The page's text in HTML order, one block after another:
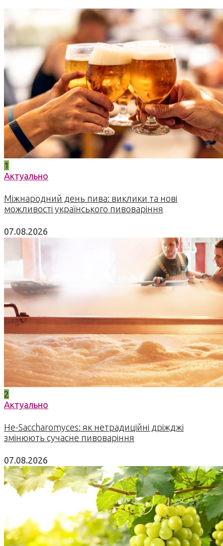
1
Актуально
Міжнародний день пива: виклики та нові
можливості українського пивоваріння
07.08.2026
2
Актуально
Не-Saccharomyces: як нетрадиційні дріжджі
змінюють сучасне пивоваріння
07.08.2026